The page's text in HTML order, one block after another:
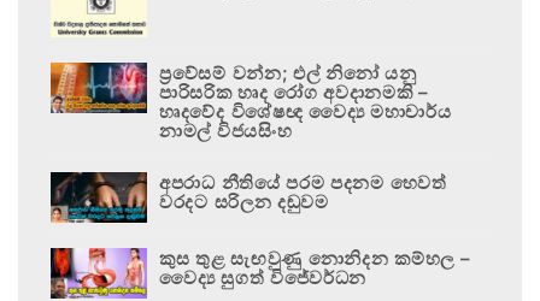
ප්‍රවේසම් වන්න; එල් නිනෝ යනු
පාරිසරික හෘද රෝග අවදානමකි –
හෘදවේද විශේෂඥ වෛද්‍ය මහාචාර්ය
නාමල් විජයසිංහ
අපරාධ නීතියේ පරම පදනම හෙවත්
වරදට සරිලන දඬුවම
කුස තුළ සැඟවුණු නොනිදන කම්හල –
වෛද්‍ය සුගත් විජේවර්ධන